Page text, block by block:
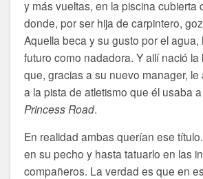
y más vueltas, en la piscina cubierta
donde, por ser hija de carpintero,
Aquella beca y su gusto por el agua,
futuro como nadadora. Y allí nació
que, gracias a su nuevo manager,
a la pista de atletismo que él usaba
Princess Road.
En realidad ambas querían ese
en su pecho y hasta tatuarlo en las
compañeros. La verdad es que en